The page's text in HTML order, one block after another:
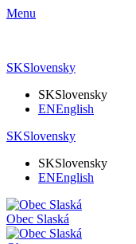
Menu
SKSlovensky
SKSlovensky
ENEnglish
SKSlovensky
SKSlovensky
ENEnglish
Obec Slaská